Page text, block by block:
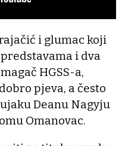
i glumac koji
i dva
HGSS-a,
pjeva, a često
Deanu Nagyju
Omanovac.